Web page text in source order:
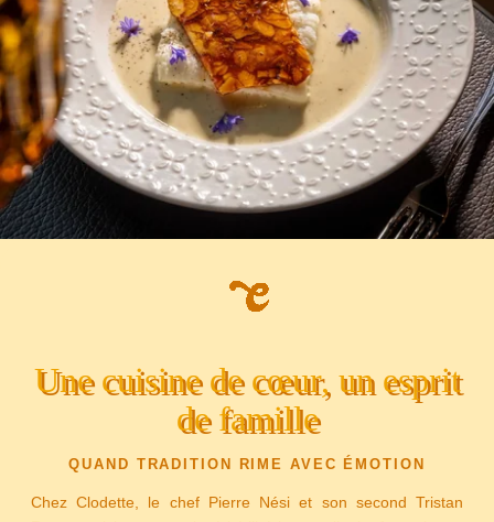
Une cuisine de cœur, un esprit
de famille
QUAND TRADITION RIME AVEC ÉMOTION
Chez Clodette, le chef Pierre Nési et son second Tristan